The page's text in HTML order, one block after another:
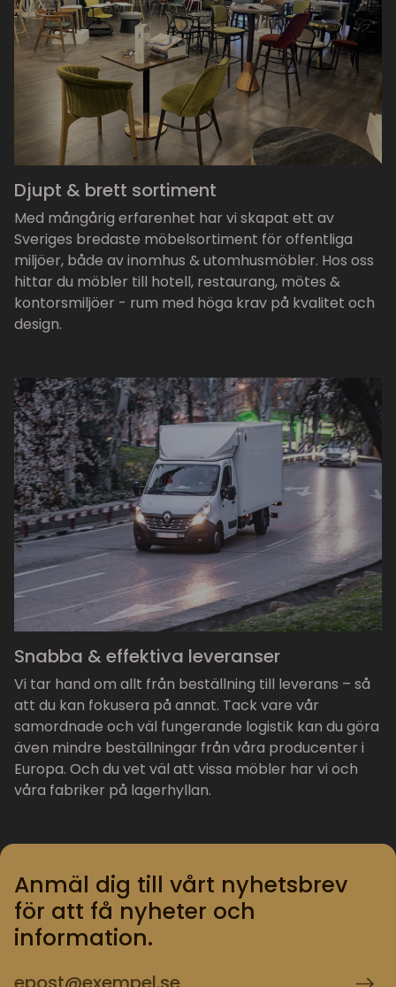
Djupt & brett sortiment
Med mångårig erfarenhet har vi skapat ett av
Sveriges bredaste möbelsortiment för offentliga
miljöer, både av inomhus & utomhusmöbler. Hos oss
hittar du möbler till hotell, restaurang, mötes &
kontorsmiljöer - rum med höga krav på kvalitet och
design.
Snabba & effektiva leveranser
Vi tar hand om allt från beställning till leverans – så
att du kan fokusera på annat. Tack vare vår
samordnade och väl fungerande logistik kan du göra
även mindre beställningar från våra producenter i
Europa. Och du vet väl att vissa möbler har vi och
våra fabriker på lagerhyllan.
Anmäl dig till vårt nyhetsbrev
för att få nyheter och
information.